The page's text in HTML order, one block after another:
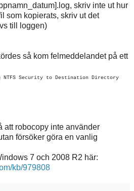
skriv inte ut hur
som kopierats, skriv ut det
till loggen)
så kom felmeddelandet på ett
NTFS Security to Destination Directory
att robocopy inte använder
försöker göra en vanlig
7 och 2008 R2 här:
kb/979808